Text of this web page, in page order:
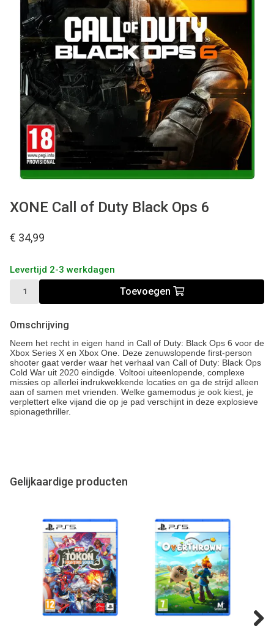
Used
Accessoires
Board Games
Cadeaubon
Inkoop
XONE Call of Duty Black Ops 6
€ 34,99
Levertijd 2-3 werkdagen
Toevoegen
Omschrijving
Neem het recht in eigen hand in Call of Duty: Black Ops 6 voor de
Xbox Series X en Xbox One. Deze zenuwslopende first-person
shooter gaat verder waar het verhaal van Call of Duty: Black Ops
Cold War uit 2020 eindigde. Voltooi uiteenlopende, complexe
missies op allerlei indrukwekkende locaties en ga de strijd alleen
aan of samen met vrienden. Welke gamemodus je ook kiest, je
verplettert elke vijand die op je pad verschijnt in deze explosieve
spionagethriller.
Gelijkaardige producten